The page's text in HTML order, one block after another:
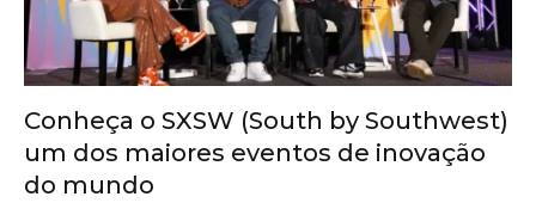
Conheça o SXSW (South by Southwest)
um dos maiores eventos de inovação
do mundo